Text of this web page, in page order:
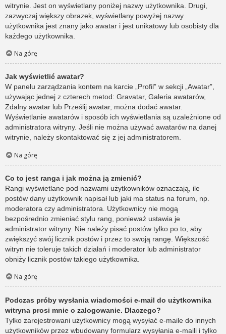
witrynie. Jest on wyświetlany poniżej nazwy użytkownika. Drugi,
zazwyczaj większy obrazek, wyświetlany powyżej nazwy
użytkownika jest znany jako awatar i jest unikatowy lub osobisty dla
każdego użytkownika.
Na górę
Jak wyświetlić awatar?
W panelu zarządzania kontem na karcie „Profil” w sekcji „Awatar”,
używając jednej z czterech metod: Gravatar, Galeria awatarów,
Zdalny awatar lub Prześlij awatar, można dodać awatar.
Wyświetlanie awatarów i sposób ich wyświetlania są uzależnione od
administratora witryny. Jeśli nie można używać awatarów na danej
witrynie, należy skontaktować się z jej administratorem.
Na górę
Co to jest ranga i jak można ją zmienić?
Rangi wyświetlane pod nazwami użytkowników oznaczają, ile
postów dany użytkownik napisał lub jaki ma status na forum, np.
moderatora czy administratora. Użytkownicy nie mogą
bezpośrednio zmieniać stylu rang, ponieważ ustawia je
administrator witryny. Nie należy pisać postów tylko po to, aby
zwiększyć swój licznik postów i przez to swoją rangę. Większość
witryn nie toleruje takich działań i moderator lub administrator
obniży licznik postów takiego użytkownika.
Na górę
Podczas próby wysłania wiadomości e-mail do użytkownika
witryna prosi mnie o zalogowanie. Dlaczego?
Tylko zarejestrowani użytkownicy mogą wysyłać e-maile do innych
użytkowników przez wbudowany formularz wysyłania e-maili i tylko